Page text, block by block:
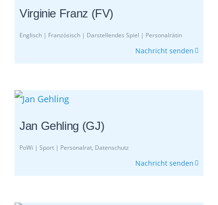
Virginie Franz (FV)
Englisch | Französisch | Darstellendes Spiel | Personalrätin
Nachricht senden
Jan Gehling (GJ)
PoWi | Sport | Personalrat, Datenschutz
Nachricht senden